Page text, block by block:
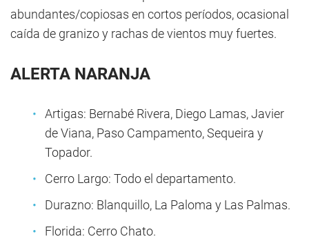
abundantes/copiosas en cortos períodos, ocasional
caída de granizo y rachas de vientos muy fuertes.
ALERTA NARANJA
Artigas: Bernabé Rivera, Diego Lamas, Javier
de Viana, Paso Campamento, Sequeira y
Topador.
Cerro Largo: Todo el departamento.
Durazno: Blanquillo, La Paloma y Las Palmas.
Florida: Cerro Chato.